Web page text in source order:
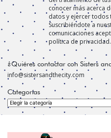
conocer más acerca
datos y ejercer todos
Suscribiéndote a
comunicaciones
política de privacidad.
¿Quiéres contactar con Sisters
info@sistersandthecity.com
Categorías
Categorías